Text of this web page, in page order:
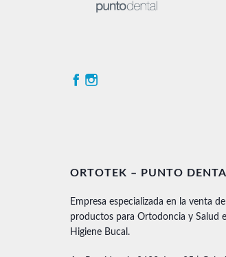
ORTOTEK – PUNTO
Empresa especializada en la venta de
productos para Ortodoncia y Salud e
Higiene Bucal.